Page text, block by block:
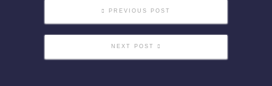
PREVIOUS POST
NEXT POST